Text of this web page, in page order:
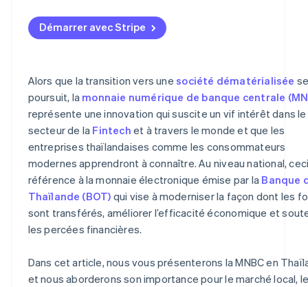
Elle stabilise le système financier
Système de détection de la fraude ou du blanchiment
Système de vérification KYC
Protection des données personnelles
Conversion entre la MNBC et le baht thaïlandais
Préparation du personnel
Démarrer avec Stripe
Alors que la transition vers unesociété dématérialisée
poursuit, la monnaie numérique de banque centrale
représente une innovation qui suscite un vif intérêt dans le
secteur de la Fintech et à travers le monde et que les
entreprises thaïlandaises comme les consommateurs
modernes apprendront à connaître. Au niveau national,
référence à la monnaie électronique émise par la Banque
Thaïlande (BOT) qui vise à moderniser la façon dont les
sont transférés, améliorer l’efficacité économique et
les percées financières.
Dans cet article, nous vous présenterons la MNBC en
et nous aborderons son importance pour le marché local,